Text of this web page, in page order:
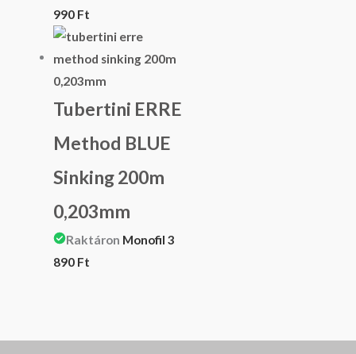
990 Ft
Tubertini ERRE
Method BLUE
Sinking 200m
0,203mm
Raktáron Monofil 3
890 Ft